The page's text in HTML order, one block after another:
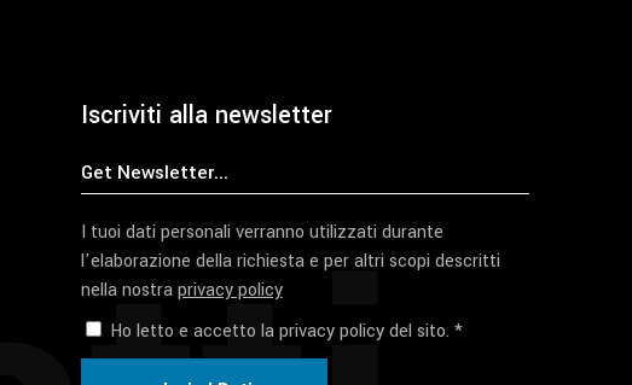
Iscriviti alla newsletter
I tuoi dati personali verranno utilizzati durante
l'elaborazione della richiesta e per altri scopi descritti
nella nostraprivacy policy
Ho letto e accetto la privacy policy del sito. *